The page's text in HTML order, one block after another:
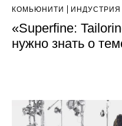
КОМЬЮНИТИ ИНДУСТРИЯ
«Superfine:
нужно знать о